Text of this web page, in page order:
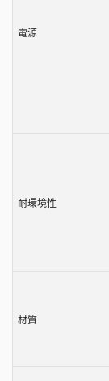
電源
耐環境性
材質